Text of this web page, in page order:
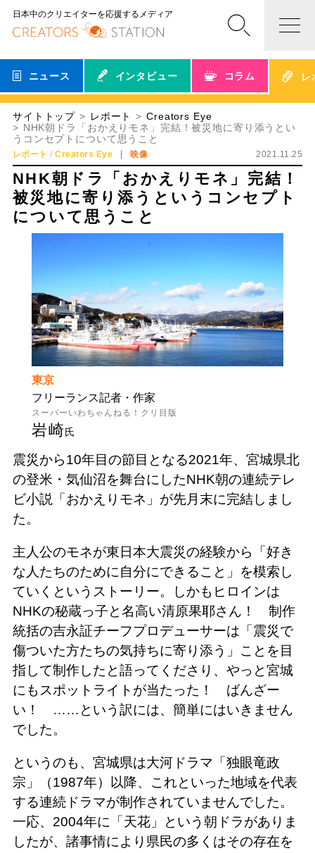
日本中のクリエイターを応援するメディア
ニュース インタビュー コラム レ
サイトトップ レポート
Creators Eye
NHK朝ドラ「おかえりモネ」完結！被災地に寄り添うとい
うコンセプトについて思うこと
レポート Creators Eye 映像 2021.11.25
NHK朝ドラ「おかえりモネ」完結！
被災地に寄り添うというコンセプト
について思うこと
東京
フリーランス記者・作家
スーパーいわちゃんねる！クリ目版
岩崎氏
震災から10年目の節目となる2021年、宮城県北
の登米・気仙沼を舞台にしたNHK朝の連続テレ
ビ小説「おかえりモネ」が先月末に完結しまし
た。
主人公のモネが東日本大震災の経験から「好き
な人たちのために自分にできること」を模索し
ていくというストーリー。しかもヒロインは
NHKの秘蔵っ子と名高い清原果耶さん！ 制作
統括の吉永証チーフプロデューサーは「震災で
傷ついた方たちの気持ちに寄り添う」ことを目
指して制作したと語ってくださり、やっと宮城
にもスポットライトが当たった！ ばんざー
い！ ……という訳には、簡単にはいきません
でした。
というのも、宮城県は大河ドラマ「独眼竜政
宗」（1987年）以降、これといった地域を代表
する連続ドラマが制作されていませんでした。
一応、2004年に「天花」という朝ドラがありま
したが、諸事情により県民の多くはその存在を